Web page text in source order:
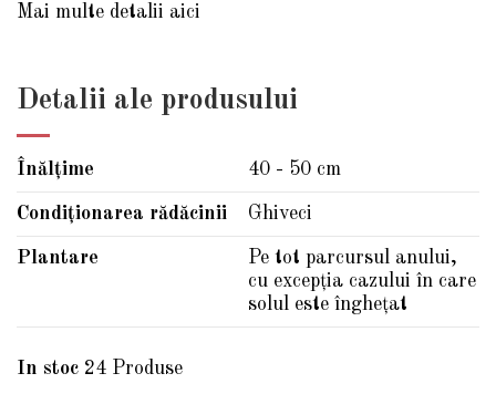
Mai multe detalii aici
Detalii ale produsului
Înălțime 40 - 50 cm
Condiționarea rădăcinii Ghiveci
Plantare
Pe tot parcursul anului,
cu excepția cazului în care
solul este înghețat
In stoc 24 Produse